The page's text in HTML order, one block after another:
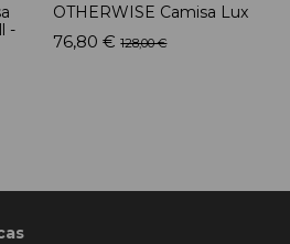
-
OTHERWISE Camisa Lux
76,80 € 128,00 €